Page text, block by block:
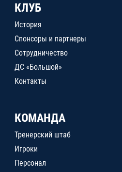
КЛУБ
История
Спонсоры и партнеры
Сотрудничество
ДС «Большой»
Контакты
КОМАНДА
Тренерский штаб
Игроки
Персонал